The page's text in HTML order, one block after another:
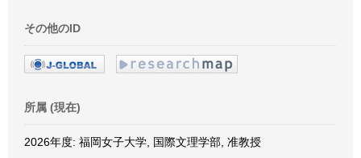
その他のID
所属 (現在)
2026年度: 福岡女子大学, 国際文理学部, 准教授